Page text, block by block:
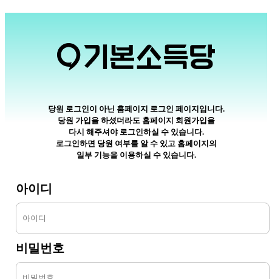
당원 로그인이 아닌 홈페이지 로그인 페이지입니다.
당원 가입을 하셨더라도 홈페이지 회원가입을
다시 해주셔야 로그인하실 수 있습니다.
로그인하면 당원 여부를 알 수 있고 홈페이지의
일부 기능을 이용하실 수 있습니다.
아이디
비밀번호